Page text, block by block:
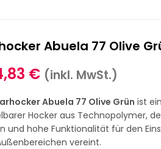
Abuela 77 Olive
€ (inkl. MwSt.)
Abuela 77 Olive Grün ist
Hocker aus Technopolymer,
und hohe Funktionalität für den
vereint.